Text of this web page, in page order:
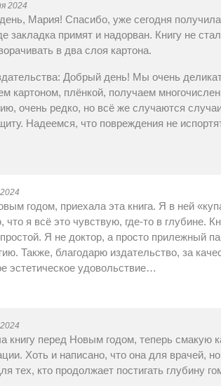
2024
Мария! Спасибо, уже сегодня получила
закладка примят и надорван. Книгу не
в два слоя картона.
Добрый день! Мы очень
картоном, плёнкой, получаем
очень редко, но всё же случаются
Надеемся, что повреждения не
годом, приехала эта книга. Я в ней
что я всё это чувствую, где-то в глубине.
Я не доктор, а просто прилежный
Также, благодарю издательство, за
эстетическое удовольствие…
книгу перед Новым годом, теперь смакую
Хоть и написано, что она для врачей,
тех, кто продолжает постигать глубину